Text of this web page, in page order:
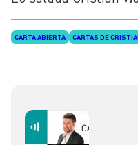
CARTA ABIERTA CARTAS DE